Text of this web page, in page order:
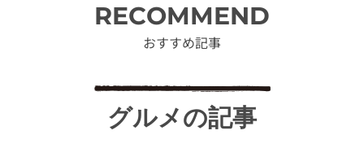
RECOMMEND
おすすめ記事
グルメの記事